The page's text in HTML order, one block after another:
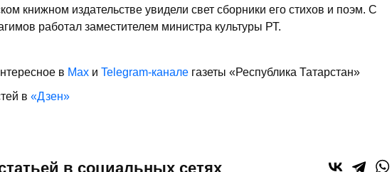
книжном издательстве увидели свет сборники его стихов и поэм. С
работал заместителем министра культуры РТ.
в Max и Telegram-канале газеты «Республика Татарстан»
в «Дзен»
в социальных сетях